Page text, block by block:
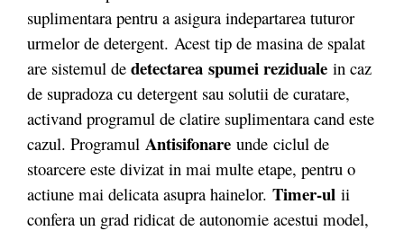
suplimentara pentru a asigura indepartarea tuturor
urmelor de detergent. Acest tip de masina de spalat
are sistemul de detectarea spumei reziduale in caz
de supradoza cu detergent sau solutii de curatare,
activand programul de clatire suplimentara cand este
cazul. Programul Antisifonare unde ciclul de
stoarcere este divizat in mai multe etape, pentru o
actiune mai delicata asupra hainelor. Timer-ul ii
confera un grad ridicat de autonomie acestui model,